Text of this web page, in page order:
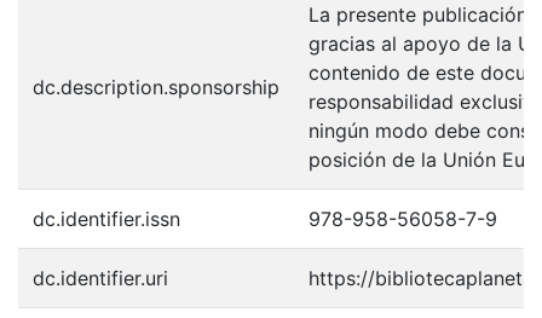
dc.description.sponsorship
La presente publicación
gracias al apoyo de la
contenido de este
responsabilidad
ningún modo debe
posición de la Unión
dc.identifier.issn 978-958-56058-7-9
dc.identifier.uri https://